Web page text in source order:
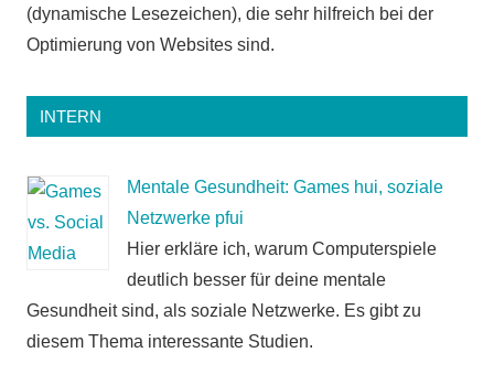
(dynamische Lesezeichen), die sehr hilfreich bei der
Optimierung von Websites sind.
INTERN
Mentale Gesundheit: Games hui, soziale
Netzwerke pfui
Hier erkläre ich, warum Computerspiele
deutlich besser für deine mentale
Gesundheit sind, als soziale Netzwerke. Es gibt zu
diesem Thema interessante Studien.